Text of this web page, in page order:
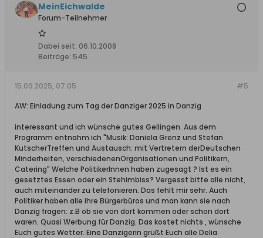
MeinEichwalde
Forum-Teilnehmer
Dabei seit: 06.10.2008
Beiträge: 545
#5
15.09.2025, 07:05
AW: Einladung zum Tag der Danziger 2025 in Danzig
interessant und ich wünsche gutes Gellingen. Aus dem
Programm entnahm ich "Musik: Daniela Grenz und Stefan
KutscherTreffen und Austausch: mit Vertretern derDeutschen
Minderheiten, verschiedenenOrganisationen und Politikern,
Catering" Welche PolitikerInnen haben zugesagt ? Ist es ein
gesetztes Essen oder ein Stehimbiss? Vergesst bitte alle nicht,
auch miteinander zu telefonieren. Das fehlt mir sehr. Auch
Politiker haben alle ihre Bürgerbüros und man kann sie nach
Danzig fragen: z.B ob sie von dort kommen oder schon dort
waren. Quasi Werbung für Danzig. Das kostet nichts , wünsche
Euch gutes Wetter. Eine Danzigerin grüßt Euch alle Delia